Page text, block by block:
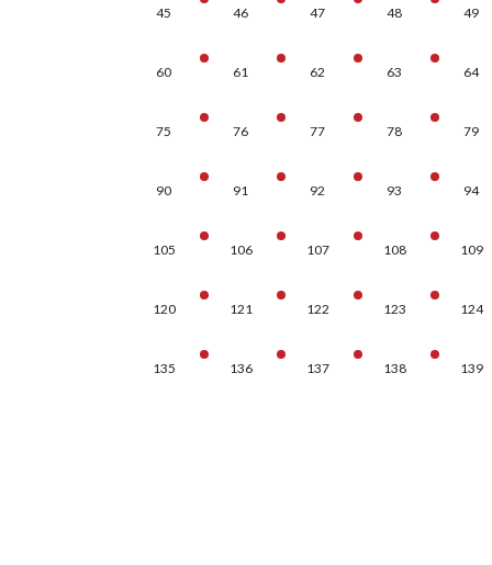
45 46 47 48 49
60 61 62 63 64
75 76 77 78 79
90 91 92 93 94
105 106 107 108 109
120 121 122 123 124
135 136 137 138 139